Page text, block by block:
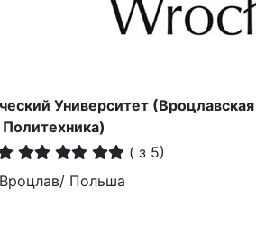
Университет (Вроцлавская
Политехника)
( з 5)
Вроцлав/ Польша